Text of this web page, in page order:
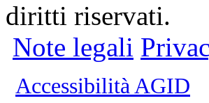
diritti riservati.
Note legali
Accessibilità AGID